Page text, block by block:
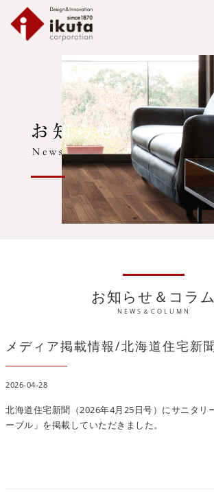
お知らせ＆コラム
NEWS＆COLUMN
メディア掲載情報/北海道住宅新
2026-04-28
北海道住宅新聞（2026年4月25日号）にサニタリ
ーブル」を掲載していただきました。